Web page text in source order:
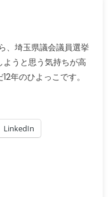
、埼玉県議会議員選挙
うと思う気持ちが高
年のひよっこです。
LinkedIn